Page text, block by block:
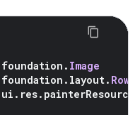
foundation . Image
foundation . layout. Row
ui . res. painterResource